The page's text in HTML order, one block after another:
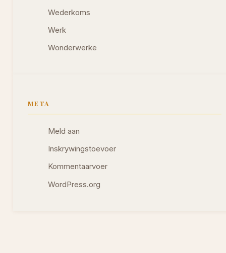
Wederkoms
Werk
Wonderwerke
META
Meld aan
Inskrywingstoevoer
Kommentaarvoer
WordPress.org